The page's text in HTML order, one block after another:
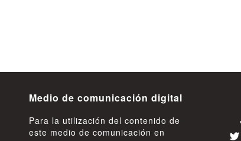
Medio de comunicación digital
Para la utilización del contenido de
este medio de comunicación en